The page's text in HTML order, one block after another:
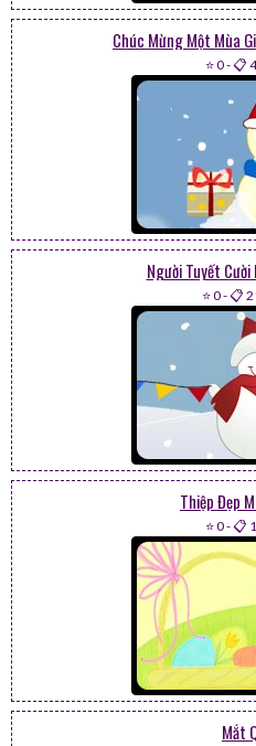
Chúc Mừng Một Mùa
⭐ 0-📋 4
Người Tuyết
⭐ 0-📋
Thiệp Đẹp
⭐ 0-📋 1
Mắt